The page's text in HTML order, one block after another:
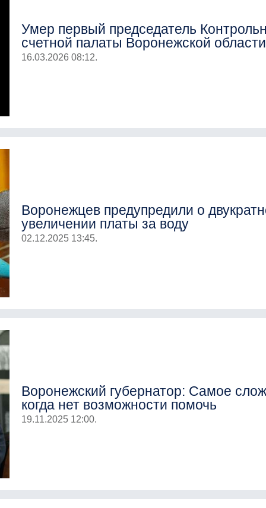
Умер первый председатель
счетной палаты Воронежской области
16.03.2026 08:12.
Воронежцев предупредили о
увеличении платы за воду
02.12.2025 13:45.
Воронежский губернатор: Самое
когда нет возможности помочь
19.11.2025 12:00.